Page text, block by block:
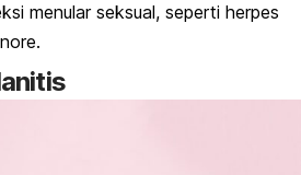
menular seksual, seperti herpes